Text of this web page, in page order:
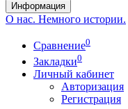
Информация
О нас. Немного истории.
Сравнение0
Закладки0
Личный кабинет
Авторизация
Регистрация